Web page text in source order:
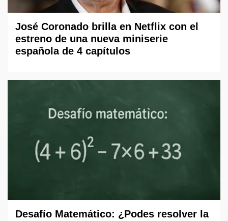
José Coronado brilla en Netflix con el
estreno de una nueva miniserie
española de 4 capítulos
Desafío Matemático: ¿Podes resolver la